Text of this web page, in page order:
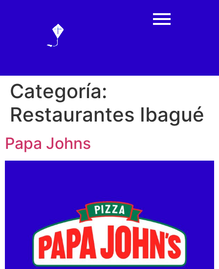
Categoría:
Restaurantes Ibagué
Papa Johns